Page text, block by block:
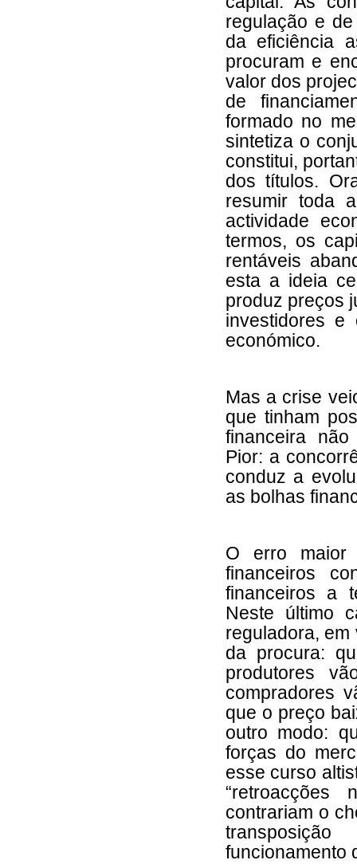
regulação e
da eficiência
procuram e
valor dos
de
formado no
sintetiza o
constitui,
dos títulos.
resumir toda
actividade
termos, os
rentáveis
esta a ideia
produz preços
investidores e
económico.
Mas a crise
que tinham
financeira
Pior: a
conduz a
as bolhas
O erro maior
financeiros
financeiros a
Neste último
reguladora, em
da procura:
produtores
compradores
que o preço
outro modo:
forças do
esse curso
“retroacções
contrariam o
funcionamento